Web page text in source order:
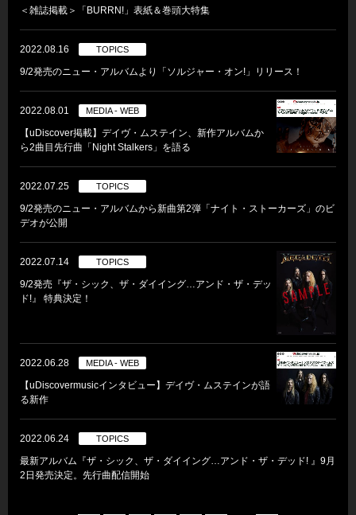
＜雑誌掲載＞「BURRN!」表紙＆巻頭大特集
2022.08.16 TOPICS
9/2発売のニュー・アルバムより「ソルジャー・オン!」リリース！
2022.08.01 MEDIA - WEB
【uDiscover掲載】デイヴ・ムステイン、新作アルバムか
ら2曲目先行曲「Night Stalkers」を語る
2022.07.25 TOPICS
9/2発売のニュー・アルバムから新曲第2弾「ナイト・ストーカーズ」のビ
デオが公開
2022.07.14 TOPICS
9/2発売『ザ・シック、ザ・ダイイング…アンド・ザ・デッ
ド!』 特典決定！
2022.06.28 MEDIA - WEB
【uDiscovermusicインタビュー】デイヴ・ムステインが語
る新作
2022.06.24 TOPICS
最新アルバム『ザ・シック、ザ・ダイイング…アンド・ザ・デッド! 』9月
2日発売決定。先行曲配信開始